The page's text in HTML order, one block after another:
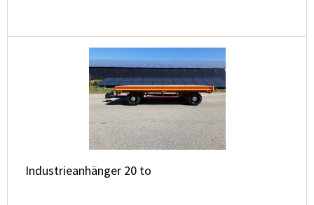
Industrieanhänger 20 to